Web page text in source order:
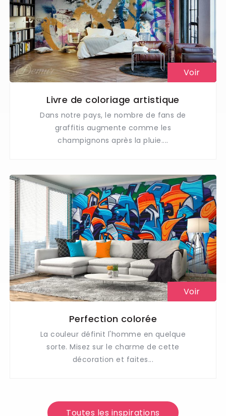
Voir
Livre de coloriage artistique
Dans notre pays, le nombre de fans de
graffitis augmente comme les
champignons après la pluie....
Voir
Perfection colorée
La couleur définit l'homme en quelque
sorte. Misez sur le charme de cette
décoration et faites...
Toutes les inspirations